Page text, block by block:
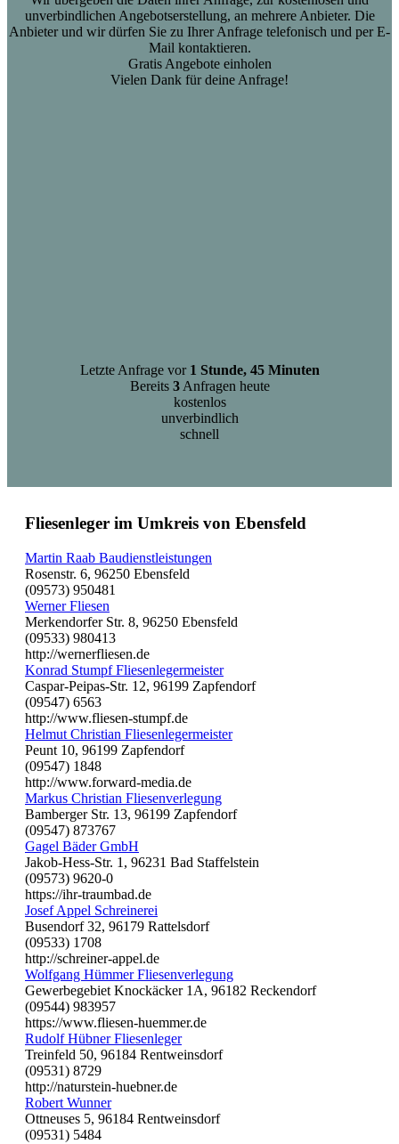
unverbindlichen Angebotserstellung, an mehrere Anbieter. Die
Anbieter und wir dürfen Sie zu Ihrer Anfrage telefonisch und per E-
Mail kontaktieren.
Gratis Angebote einholen
Vielen Dank für deine Anfrage!
Letzte Anfrage vor 1 Stunde, 45 Minuten
Bereits 3Anfragen heute
kostenlos
unverbindlich
schnell
Fliesenleger im Umkreis von Ebensfeld
Martin Raab Baudienstleistungen
Rosenstr. 6, 96250 Ebensfeld
(09573) 950481
Werner Fliesen
Merkendorfer Str. 8, 96250 Ebensfeld
(09533) 980413
http://wernerfliesen.de
Konrad Stumpf Fliesenlegermeister
Caspar-Peipas-Str. 12, 96199 Zapfendorf
(09547) 6563
http://www.fliesen-stumpf.de
Helmut Christian Fliesenlegermeister
Peunt 10, 96199 Zapfendorf
(09547) 1848
http://www.forward-media.de
Markus Christian Fliesenverlegung
Bamberger Str. 13, 96199 Zapfendorf
(09547) 873767
Gagel Bäder GmbH
Jakob-Hess-Str. 1, 96231 Bad Staffelstein
(09573) 9620-0
https://ihr-traumbad.de
Josef Appel Schreinerei
Busendorf 32, 96179 Rattelsdorf
(09533) 1708
http://schreiner-appel.de
Wolfgang Hümmer Fliesenverlegung
Gewerbegebiet Knockäcker 1A, 96182 Reckendorf
(09544) 983957
https://www.fliesen-huemmer.de
Rudolf Hübner Fliesenleger
Treinfeld 50, 96184 Rentweinsdorf
(09531) 8729
http://naturstein-huebner.de
Robert Wunner
Ottneuses 5, 96184 Rentweinsdorf
(09531) 5484